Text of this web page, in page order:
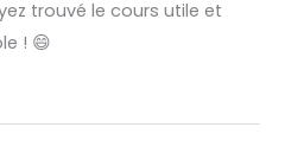
trouvé le cours utile et
! 😄